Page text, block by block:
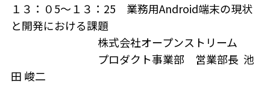
１３：０5～１３：25 業務用Android端末の現状
と開発における課題
株式会社オープンストリーム
プロダクト事業部 営業部長 池
田 峻二